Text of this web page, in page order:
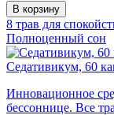
В корзину
8 трав для
Полноценный сон
Седативикум, 60
Инновационное
бессоннице. Все